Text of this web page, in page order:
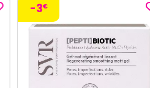
-3€